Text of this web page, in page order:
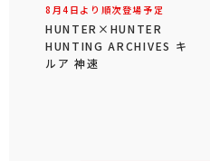
8月4日より順次登場予定
HUNTER×HUNTER
HUNTING ARCHIVES キ
ルア 神速